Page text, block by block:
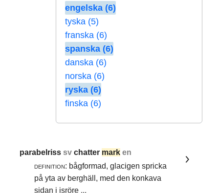
engelska (6)
tyska (5)
franska (6)
spanska (6)
danska (6)
norska (6)
ryska (6)
finska (6)
parabelrisssvchatter mark en
definition: bågformad, glacigen spricka
på yta av berghäll, med den konkava
sidan i isröre ...